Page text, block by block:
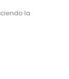
la